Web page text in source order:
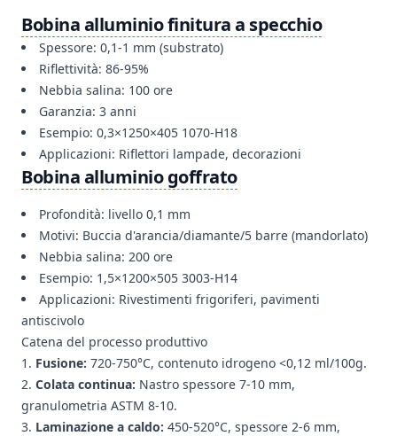
Bobina alluminio finitura a specchio
Spessore: 0,1-1 mm (substrato)
Riflettività: 86-95%
Nebbia salina: 100 ore
Garanzia: 3 anni
Esempio: 0,3×1250×405 1070-H18
Applicazioni: Riflettori lampade, decorazioni
Bobina alluminio goffrato
Profondità: livello 0,1 mm
Motivi: Buccia d'arancia/diamante/5 barre (mandorlato)
Nebbia salina: 200 ore
Esempio: 1,5×1200×505 3003-H14
Applicazioni: Rivestimenti frigoriferi, pavimenti
antiscivolo
Catena del processo produttivo
Fusione: 720-750°C, contenuto idrogeno <0,12 ml/100g.
Colata continua: Nastro spessore 7-10 mm,
granulometria ASTM 8-10.
Laminazione a caldo: 450-520°C, spessore 2-6 mm,